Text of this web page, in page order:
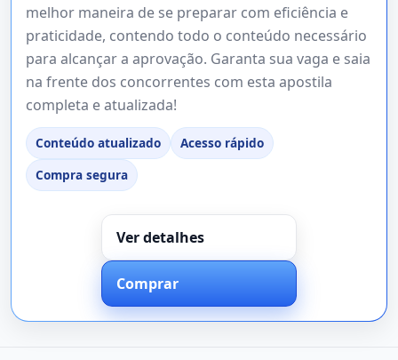
melhor maneira de se preparar com eficiência e
praticidade, contendo todo o conteúdo necessário
para alcançar a aprovação. Garanta sua vaga e saia
na frente dos concorrentes com esta apostila
completa e atualizada!
Conteúdo atualizado
Acesso rápido
Compra segura
Ver detalhes
Comprar